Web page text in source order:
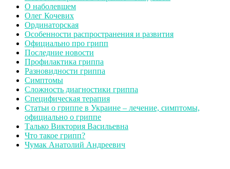
О наболевшем
Олег Кочевих
Ординаторская
Особенности распространения и развития
Официально про грипп
Последние новости
Профилактика гриппа
Разновидности гриппа
Симптомы
Сложность диагностики гриппа
Специфическая терапия
Статьи о гриппе в Украине – лечение, симптомы,
официально о гриппе
Талько Виктория Васильевна
Что такое грипп?
Чумак Анатолий Андреевич